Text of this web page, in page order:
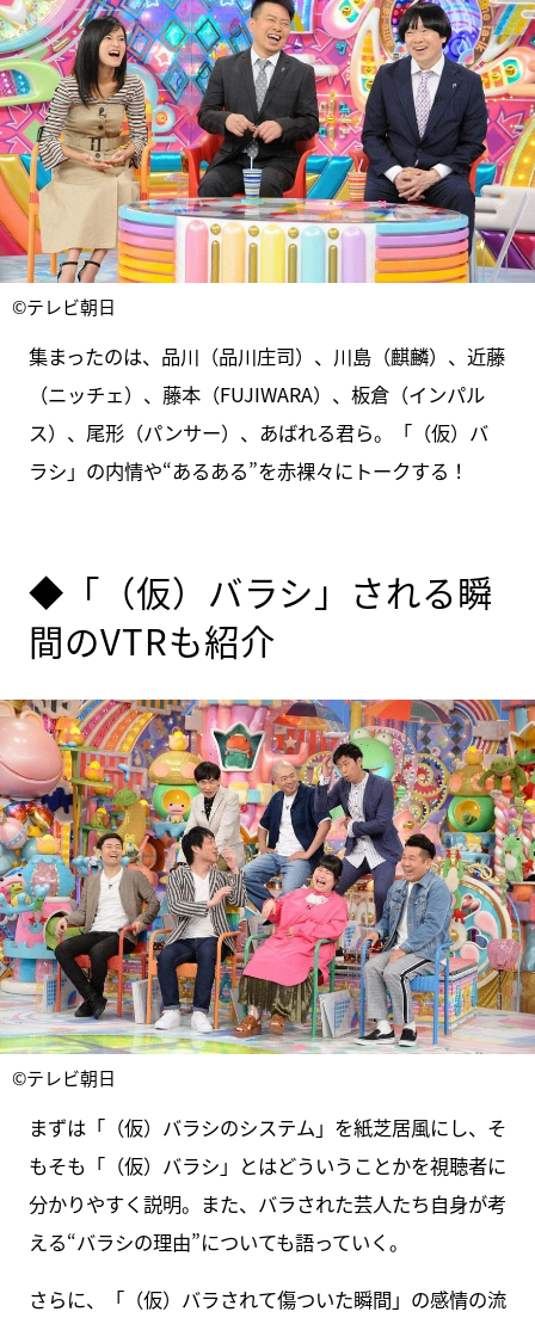
©テレビ朝日
集まったのは、品川（品川庄司）、川島（麒麟）、近藤
（ニッチェ）、藤本（FUJIWARA）、板倉（インパル
ス）、尾形（パンサー）、あばれる君ら。「（仮）バ
ラシ」の内情や“あるある”を赤裸々にトークする！
◆「（仮）バラシ」される瞬
間のVTRも紹介
©テレビ朝日
まずは「（仮）バラシのシステム」を紙芝居風にし、そ
もそも「（仮）バラシ」とはどういうことかを視聴者に
分かりやすく説明。また、バラされた芸人たち自身が考
える“バラシの理由”についても語っていく。
さらに、「（仮）バラされて傷ついた瞬間」の感情の流